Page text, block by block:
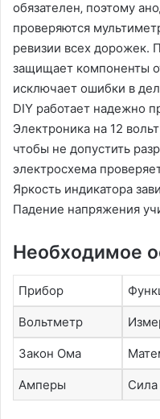
обязателен‚ поэтому
проверяются
ревизии всех дорожек.
защищает компоненты
исключает ошибки в
DIY работает надежно
Электроника на 12
чтобы не допустить
электросхема
Яркость индикатора
Падение напряжения
Необходимое
Прибор
Вольтметр
Закон Ома
Амперы Сила